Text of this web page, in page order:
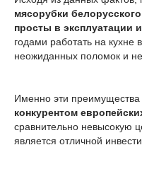
мясорубки
просты в эксплуатации
годами работать на кухне
неожиданных поломок и
Именно эти преимущества
конкурентом
сравнительно невысокую
является отличной